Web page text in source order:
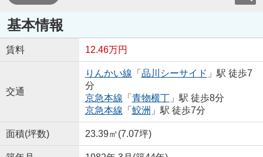
基本情報
賃料 12.46万円
交通
りんかい線 「 品川シーサイド 」駅 徒歩7
分
京急本線 「 青物横丁」駅 徒歩8分
京急本線 「 鮫洲 」駅 徒歩7分
面積(坪数) 23.39㎡(7.07坪)